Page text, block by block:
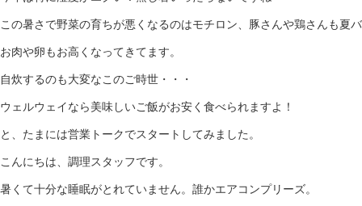
この暑さで野菜の育ちが悪くなるのはモチロン、豚さんや鶏さんも夏
お肉や卵もお高くなってきてます。
自炊するのも大変なこのご時世・・・
ウェルウェイなら美味しいご飯がお安く食べられますよ！
と、たまには営業トークでスタートしてみました。
こんにちは、調理スタッフです。
暑くて十分な睡眠がとれていません。誰かエアコンプリーズ。